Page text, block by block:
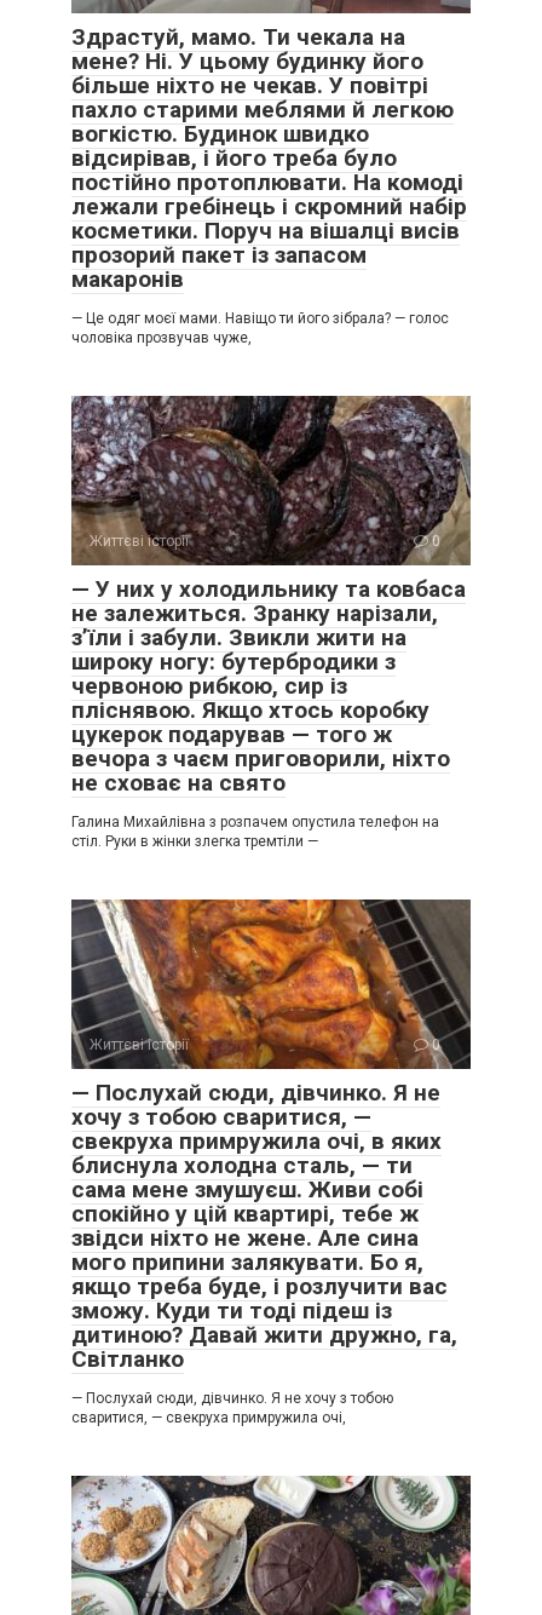
Здрастуй, мамо. Ти чекала на
мене? Ні. У цьому будинку його
більше ніхто не чекав. У повітрі
пахло старими меблями й легкою
вогкістю. Будинок швидко
відсирівав, і його треба було
постійно протоплювати. На комоді
лежали гребінець і скромний набір
косметики. Поруч на вішалці висів
прозорий пакет із запасом
макаронів
— Це одяг моєї мами. Навіщо ти його зібрала? — голос
чоловіка прозвучав чуже,
Життєві історії 0
— У них у холодильнику та ковбаса
не залежиться. Зранку нарізали,
з’їли і забули. Звикли жити на
широку ногу: бутербродики з
червоною рибкою, сир із
пліснявою. Якщо хтось коробку
цукерок подарував — того ж
вечора з чаєм приговорили, ніхто
не сховає на свято
Галина Михайлівна з розпачем опустила телефон на
стіл. Руки в жінки злегка тремтіли —
Життєві історії 0
— Послухай сюди, дівчинко. Я не
хочу з тобою сваритися, —
свекруха примружила очі, в яких
блиснула холодна сталь, — ти
сама мене змушуєш. Живи собі
спокійно у цій квартирі, тебе ж
звідси ніхто не жене. Але сина
мого припини залякувати. Бо я,
якщо треба буде, і розлучити вас
зможу. Куди ти тоді підеш із
дитиною? Давай жити дружно, га,
Світланко
— Послухай сюди, дівчинко. Я не хочу з тобою
сваритися, — свекруха примружила очі,